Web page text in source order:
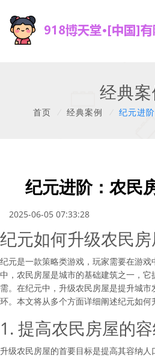
经典
首页 经典案例 纪元进
纪元进阶：农民
2025-06-05 07:33:28
纪元如何升级农民房
纪元是一款策略类游戏，玩家需要在游
中，农民房屋是城市的基础建筑之一，
需。在纪元中，升级农民房屋是提升城
环。本文将从多个方面详细阐述纪元如何
1. 提高农民房屋的
升级农民房屋的首要目标是提高其容纳